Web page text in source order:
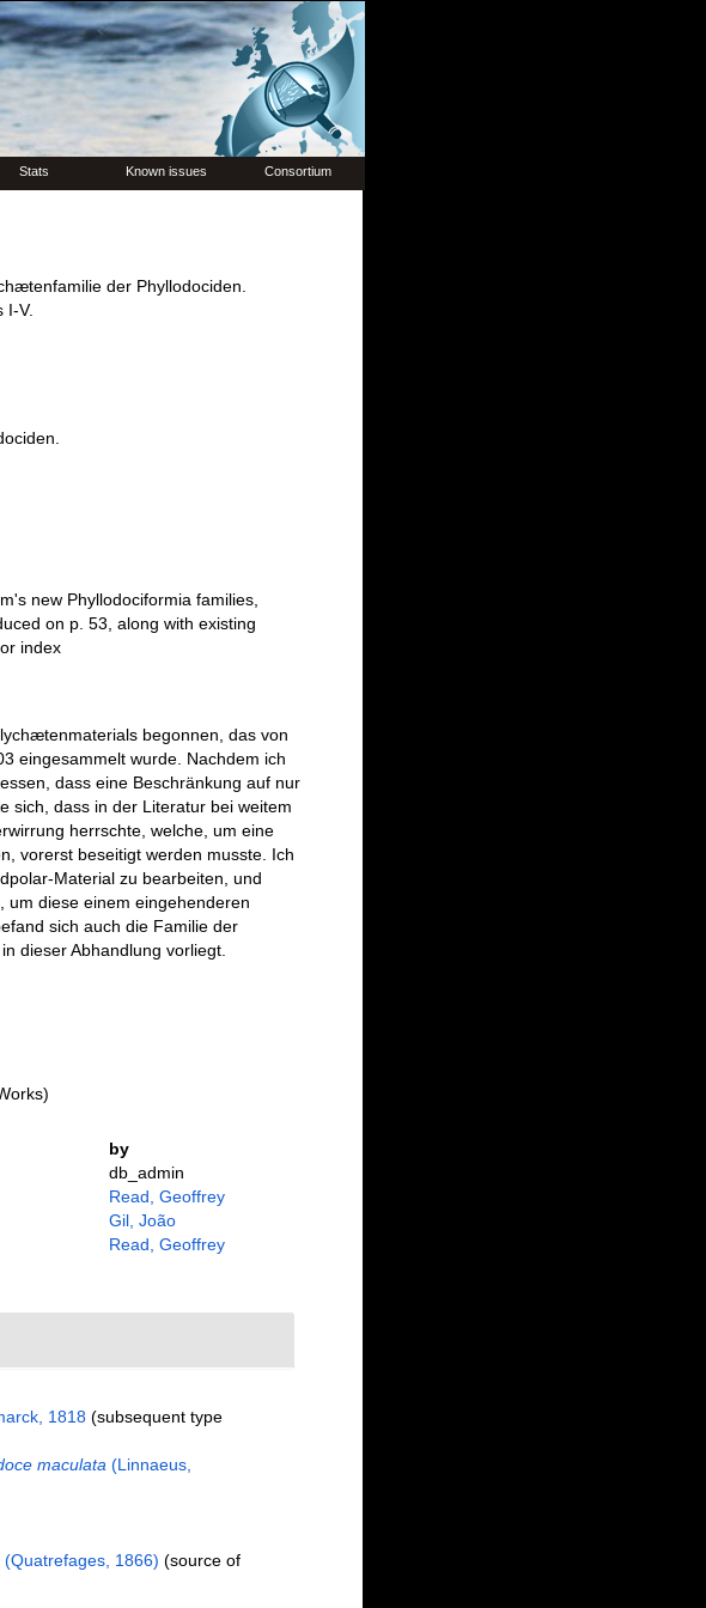
Stats Known issues Consortium
der Phyllodociden.
I-V.
new Phyllodociformia families,
on p. 53, along with existing
index
begonnen, das von
eingesammelt wurde. Nachdem ich
dass eine Beschränkung auf nur
sich, dass in der Literatur bei weitem
herrschte, welche, um eine
vorerst beseitigt werden musste. Ich
Material zu bearbeiten, und
um diese einem eingehenderen
sich auch die Familie der
dieser Abhandlung vorliegt.
by
db_admin
Read, Geoffrey
Gil, João
Read, Geoffrey
1818(subsequent type
maculata (Linnaeus,
(Quatrefages, 1866) (source of